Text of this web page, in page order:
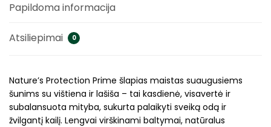
Papildoma informacija
Atsiliepimai 0
Nature’s Protection Prime šlapias maistas suaugusiems
šunims su vištiena ir lašiša – tai kasdienė, visavertė ir
subalansuota mityba, sukurta palaikyti sveiką odą ir
žvilgantį kailį. Lengvai virškinami baltymai, natūralus